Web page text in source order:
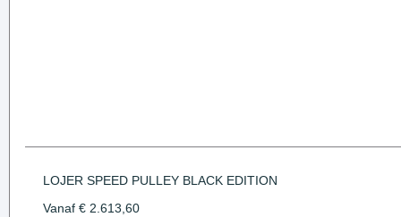
LOJER SPEED PULLEY BLACK EDITION
Vanaf €2.613,60